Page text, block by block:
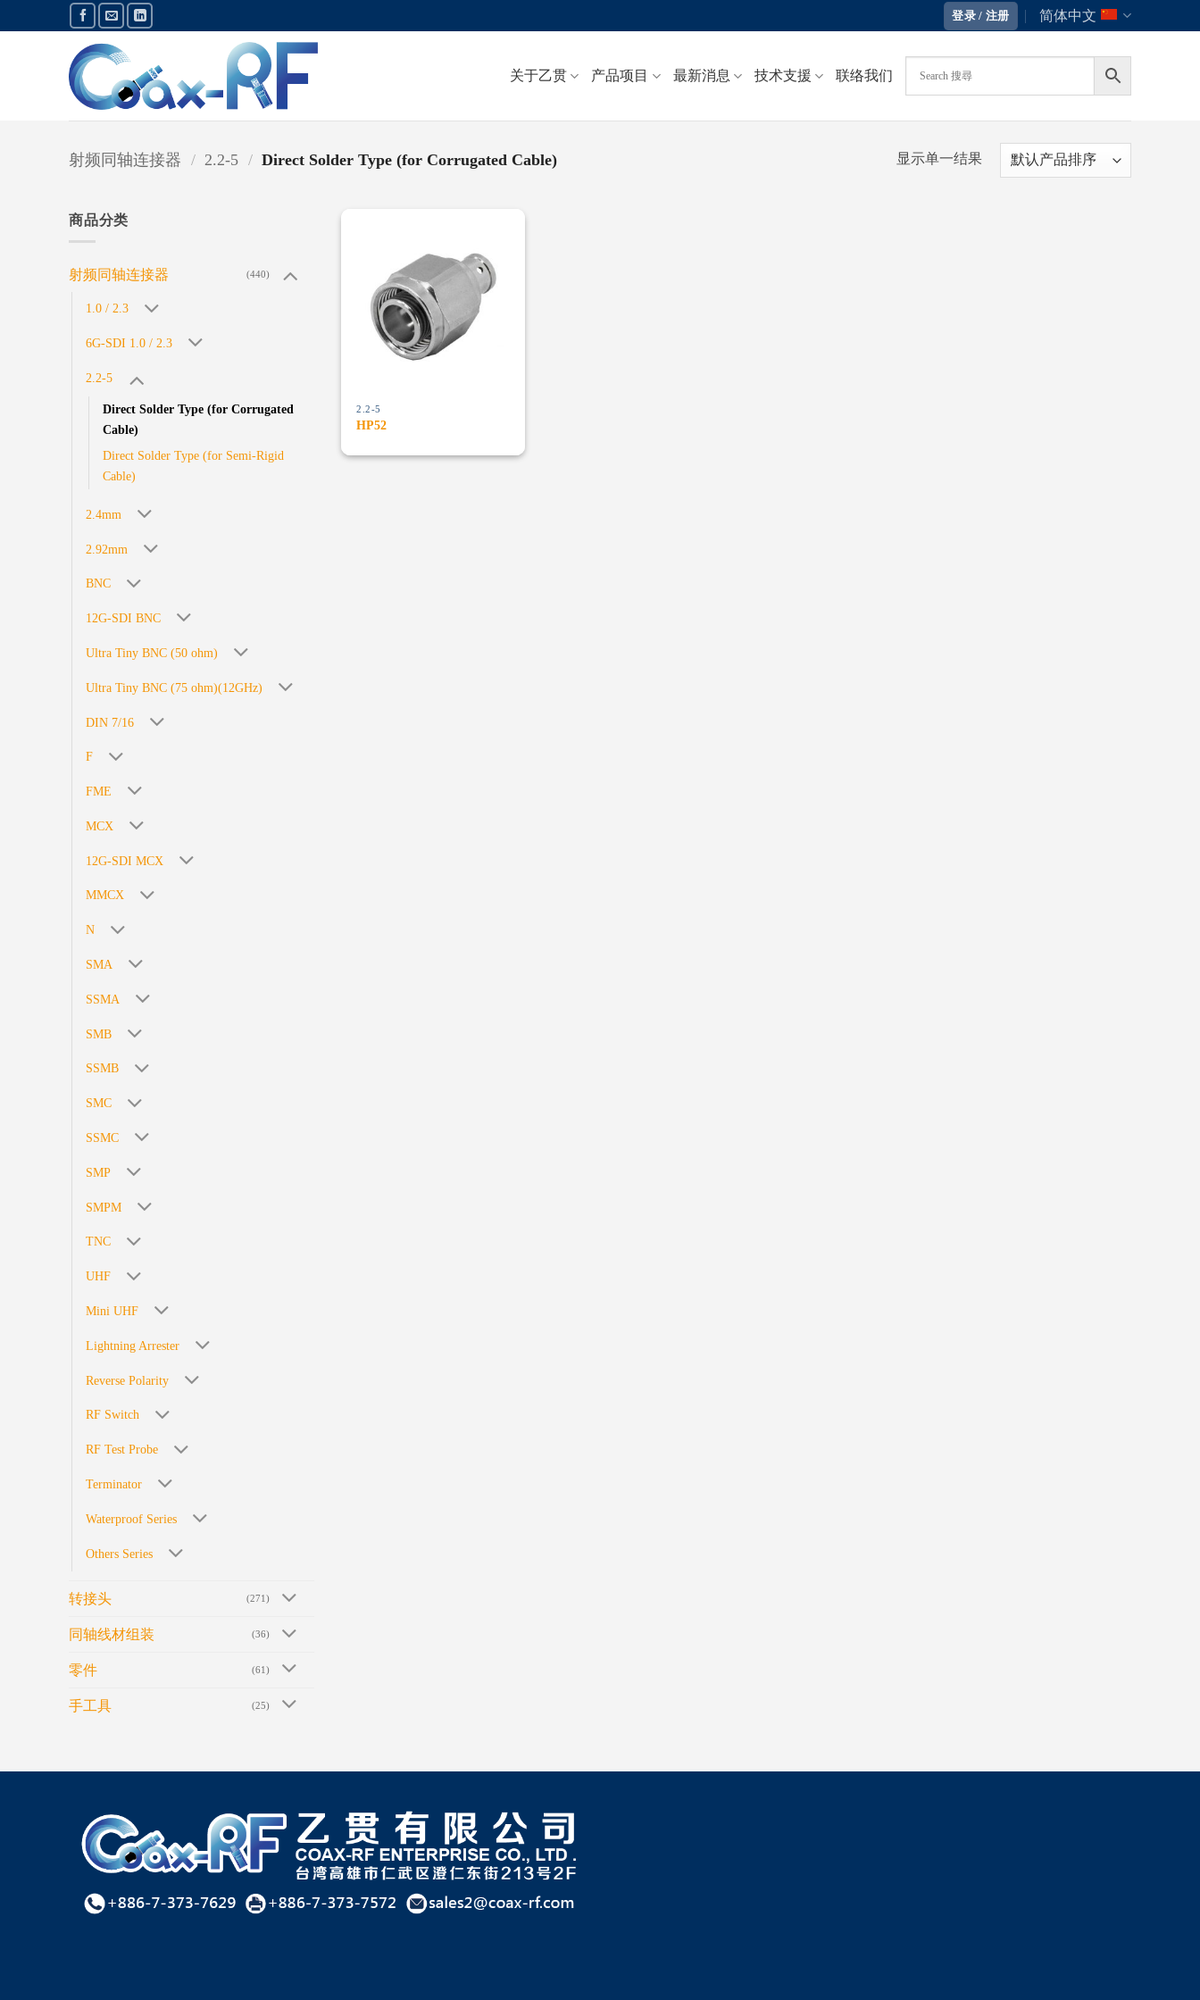
到
登录 / 注册 简体中文
关于乙贯 产品项目 最新消息 技术支援 联络我们
射频同轴连接器 / 2.2-5 / Direct Solder Type (for Corrugated Cable) 显示单一结果
商品分类
射频同轴连接器 (440)
1.0 / 2.3
6G-SDI 1.0 / 2.3
2.2-5
Direct Solder Type (for Corrugated
Cable)
Direct Solder Type (for Semi-Rigid
Cable)
2.4mm
2.92mm
BNC
12G-SDI BNC
Ultra Tiny BNC (50 ohm)
Ultra Tiny BNC (75 ohm)(12GHz)
DIN 7/16
F
FME
MCX
12G-SDI MCX
MMCX
N
SMA
SSMA
SMB
SSMB
SMC
SSMC
SMP
SMPM
TNC
UHF
Mini UHF
Lightning Arrester
Reverse Polarity
RF Switch
RF Test Probe
Terminator
Waterproof Series
Others Series
转接头 (271)
同轴线材组装 (36)
零件 (61)
手工具 (25)
Add to
wishlist
2.2-5
HP52